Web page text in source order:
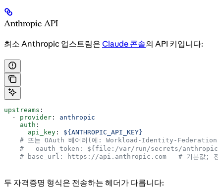
Anthropic API
최소 Anthropic 업스트림은 Claude 콘솔의 API 키입니다:
upstreams :
  -
provider : anthropic
    auth
:
      api_key
: ${ANTHROPIC_API_KEY}
# 또는 OAuth 베어러(예: Workload-Identity-Federation
#   oauth_token: ${file:/var/run/secrets/
# base_url: https://api.anthropic.com   # 기본값; 전달
두 자격증명 형식은 전송하는 헤더가 다릅니다: